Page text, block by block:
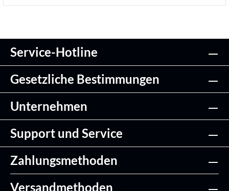
Service-Hotline
Gesetzliche Bestimmungen
Unternehmen
Support und Service
Zahlungsmethoden
Versandmethoden